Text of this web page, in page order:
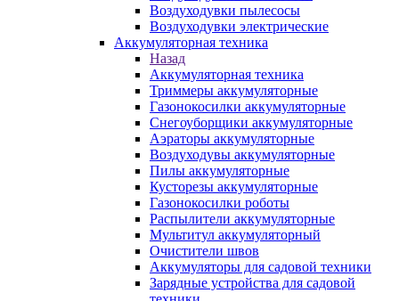
Воздуходувки пылесосы
Воздуходувки электрические
Аккумуляторная техника
Назад
Аккумуляторная техника
Триммеры аккумуляторные
Газонокосилки аккумуляторные
Снегоуборщики аккумуляторные
Аэраторы аккумуляторные
Воздуходувы аккумуляторные
Пилы аккумуляторные
Кусторезы аккумуляторные
Газонокосилки роботы
Распылители аккумуляторные
Мультитул аккумуляторный
Очистители швов
Аккумуляторы для садовой техники
Зарядные устройства для садовой